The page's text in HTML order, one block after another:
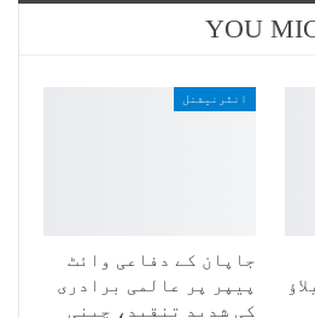
YOU
انٹرنیشنل
جاپان کے دفاعی وائٹ
پیپر پر عالمی برادری
کی شدید تنقید، چینی